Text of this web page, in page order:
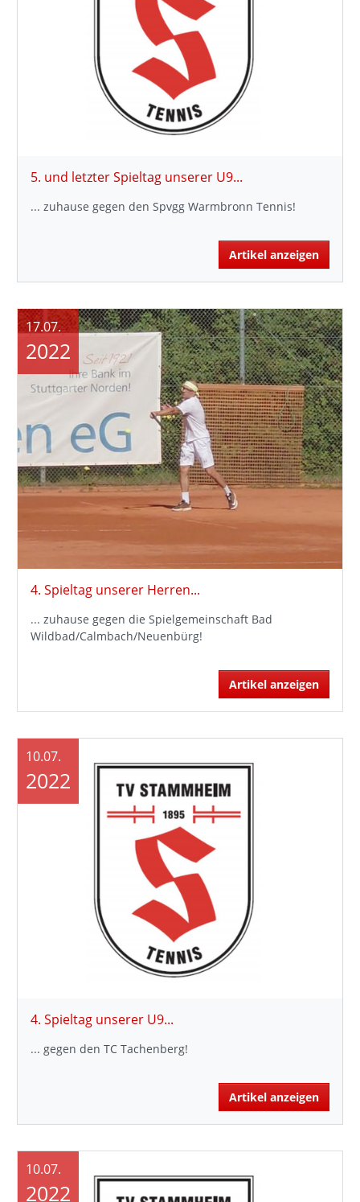
5. und letzter Spieltag unserer U9...
... zuhause gegen den Spvgg Warmbronn Tennis!
Artikel anzeigen
4. Spieltag unserer Herren...
... zuhause gegen die Spielgemeinschaft Bad
Wildbad/Calmbach/Neuenbürg!
Artikel anzeigen
17.07.
2022
4. Spieltag unserer U9...
... gegen den TC Tachenberg!
Artikel anzeigen
10.07.
2022
10.07.
2022